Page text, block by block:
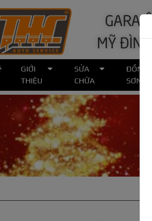
GARA
MỸ
GIỚI
THIỆU
SỬA
CHỮA
ĐỒNG
SƠN